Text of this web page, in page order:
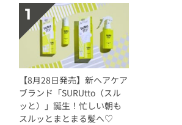
【8月28日発売】新ヘアケア
ブランド「SURUtto（スル
ッと）」誕生！忙しい朝も
スルッとまとまる髪へ♡